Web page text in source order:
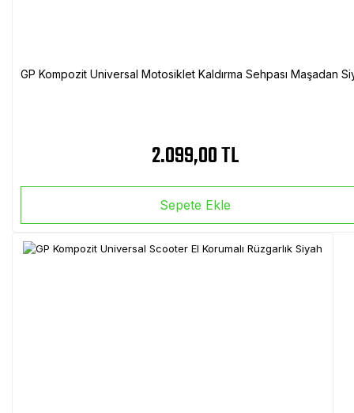
GP Kompozit Universal Motosiklet Kaldırma Sehpası Maşadan
2.099,00 TL
Sepete Ekle